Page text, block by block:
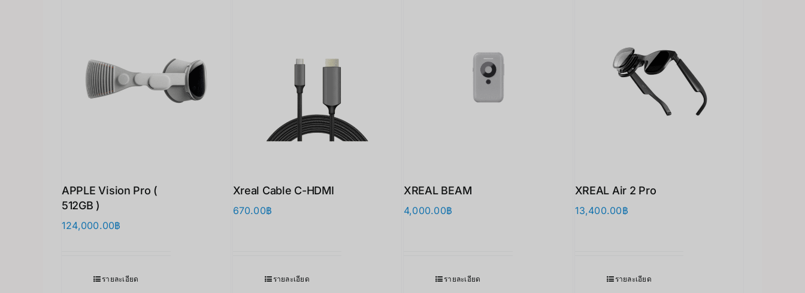
APPLE Vision Pro (
512GB )
124,000.00฿
รายละเอียด
Xreal Cable C-HDMI
670.00฿
รายละเอียด
XREAL BEAM
4,000.00฿
รายละเอียด
XREAL Air 2 Pro
13,400.00฿
รายละเอียด